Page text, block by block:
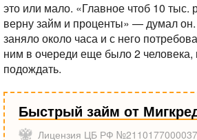
это или мало. «Главное чтоб 10 тыс.
верну займ и проценты» — думал
заняло около часа и с него
ним в очереди еще было 2
подождать.
Быстрый займ от
Лицензия ЦБ РФ №2110177000037